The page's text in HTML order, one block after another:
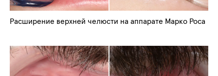
Расширение верхней челюсти на аппарате Марко Роса